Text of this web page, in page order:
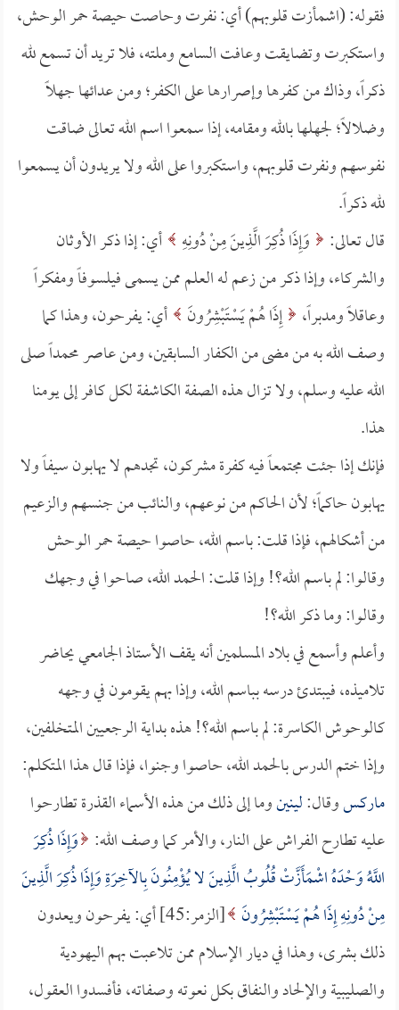
فقوله: (اشمأزت قلوبهم) أي: نفرت وحاصت حيصة حمر الوحش،
واستكبرت وتضايقت وعافت السامع وملته، فلا تريد أن تسمع لله
ذكراً، وذاك من كفرها وإصرارها على الكفر؛ ومن عدائها جهلاً
وضلالاً؛ لجهلها بالله ومقامه، إذا سمعوا اسم الله تعالى ضاقت
نفوسهم ونفرت قلوبهم، واستكبروا على الله ولا يريدون أن يسمعوا
لله ذكراً.
قال تعالى:
وَإِذَا ذُكِرَ الَّذِينَ مِنْ دُونِهِ أي: إذا ذكر الأوثان
والشركاء، وإذا ذكر من زعم له العلم ممن يسمى فيلسوفاً ومفكراً
وعاقلاً ومدبراً، إِذَا هُمْ يَسْتَبْشِرُونَ أي: يفرحون، وهذا كما
وصف الله به من مضى من الكفار السابقين، ومن عاصر محمداً صلى
الله عليه وسلم، ولا تزال هذه الصفة الكاشفة لكل كافر إلى يومنا
هذا.
فإنك إذا جئت مجتمعاً فيه كفرة مشركون، تجدهم لا يهابون سيفاً ولا
يهابون حاكماً؛ لأن الحاكم من نوعهم، والنائب من جنسهم والزعيم
من أشكالهم، فإذا قلت: باسم الله، حاصوا حيصة حمر الوحش
وقالوا: لم باسم الله؟! وإذا قلت: الحمد الله، صاحوا في وجهك
وقالوا: وما ذكر الله؟!
وأعلم وأسمع في بلاد المسلمين أنه يقف الأستاذ الجامعي يحاضر
تلاميذه، فيبتدئ درسه بباسم الله، وإذا بهم يقومون في وجهه
كالوحوش الكاسرة: لم باسم الله؟! هذه بداية الرجعيين المتخلفين،
وإذا ختم الدرس بالحمد الله، حاصوا وجنوا، فإذا قال هذا المتكلم:
ماركسوقال:لينينوما إلى ذلك من هذه الأسماء القذرة تطارحوا
عليه تطارح الفراش على النار، والأمر كما وصف الله: وَإِذَا ذُكِرَ
اللَّهُ وَحْدَهُ اشْمَأَزَّتْ قُلُوبُ الَّذِينَ لا يُؤْمِنُونَ بِالآخِرَةِ وَإِذَا ذُكِرَ الَّذِينَ
مِنْ دُونِهِ إِذَا هُمْ يَسْتَبْشِرُونَ
[الزمر:45] أي: يفرحون ويعدون
ذلك بشرى، وهذا في ديار الإسلام ممن تلاعبت بهم اليهودية
والصليبية والإلحاد والنفاق بكل نعوته وصفاته، فأفسدوا العقول،